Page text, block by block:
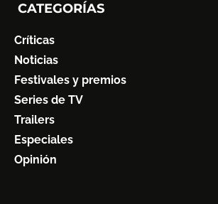
CATEGORÍAS
Críticas
Noticias
Festivales y premios
Series de TV
Trailers
Especiales
Opinión